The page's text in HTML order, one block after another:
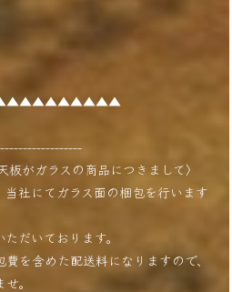
がガラスの商品につきまして〉
社にてガラス面の梱包を行います
だいております。
を含めた配送料になりますので、
。